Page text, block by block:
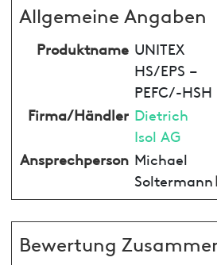
Allgemeine Angaben
Produktname UNITEX
HS/EPS –
PEFC/-HSH
Firma/Händler Dietrich
Isol AG
Ansprechperson Michael
Soltermann
Bewertung